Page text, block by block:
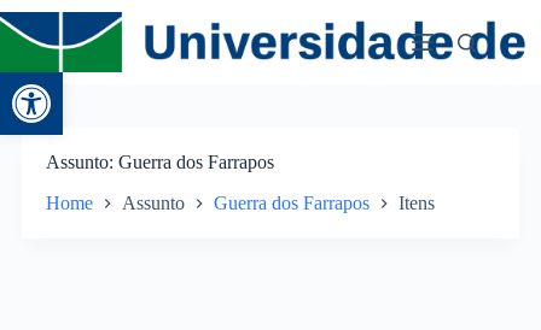
Abrir a barra de ferramentas
Assunto Guerra dos Farrapos
Home Assunto Guerra dos Farrapos Itens